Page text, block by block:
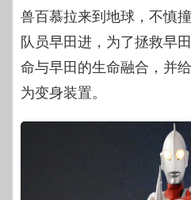
兽百慕拉来到地球，不慎
队员早田进，为了拯救早
命与早田的生命融合，并
为变身装置。